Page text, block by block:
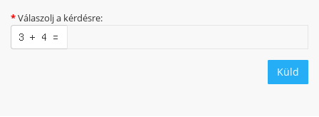
Válaszolj a kérdésre:
Küld